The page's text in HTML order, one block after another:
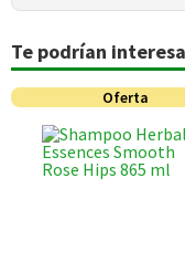
Tipo de Producto
Limpiadores
Producto
No
Edición Limitada
Te podrían
Oferta